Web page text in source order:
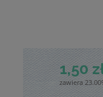
1,50
zawiera